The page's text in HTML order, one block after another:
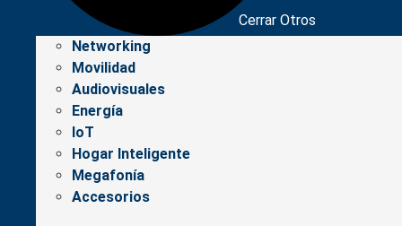
Cerrar Otros
Networking
Movilidad
Audiovisuales
Energía
IoT
Hogar Inteligente
Megafonía
Accesorios